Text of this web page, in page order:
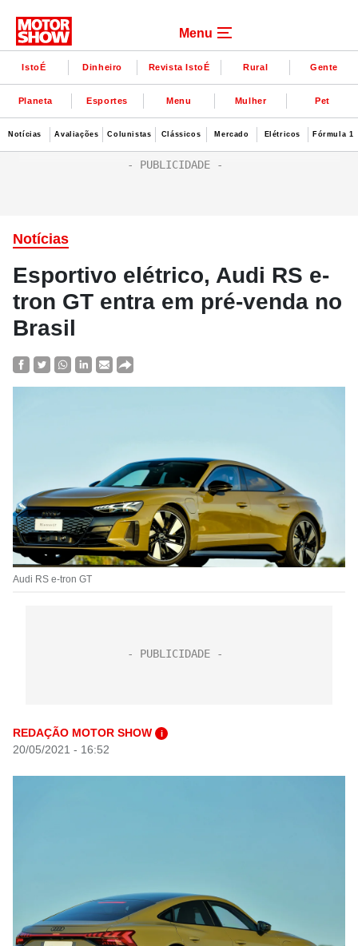
Menu
IstoÉ Dinheiro Revista IstoÉ Rural Gente
Planeta Esportes Menu Mulher Pet
Notícias Avaliações Colunistas Clássicos Mercado Elétricos Fórmula 1
Notícias
Esportivo elétrico, Audi RS e-
tron GT entra em pré-venda no
Brasil
Audi RS e-tron GT
REDAÇÃO MOTOR SHOW i
20/05/2021 - 16:52